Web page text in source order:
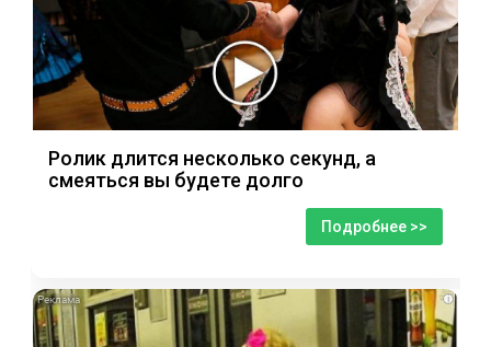
Ролик длится несколько секунд, а
смеяться вы будете долго
Подробнее >>
i